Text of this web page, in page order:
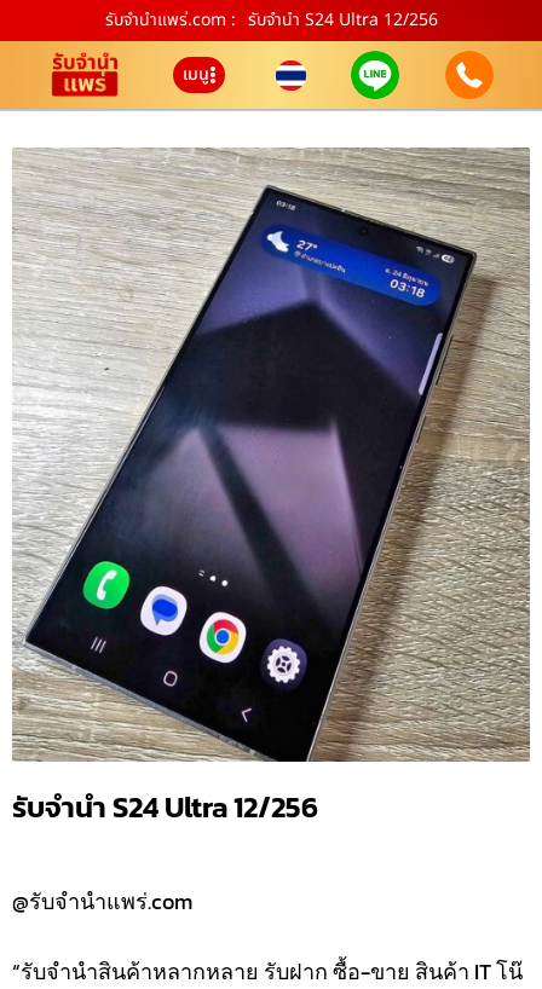
รับจํานําแพร่.com : รับจำนำ S24 Ultra 12/256
เมนู
รับจำนำ S24 Ultra 12/256
@รับจำนำแพร่.com
“รับจำนำสินค้าหลากหลาย รับฝาก ซื้อ-ขาย สินค้า IT โน๊